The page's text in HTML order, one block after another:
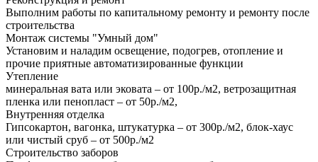
Выполним работы по капитальному ремонту и ремонту после
строительства
Монтаж системы "Умный дом"
Установим и наладим освещение, подогрев, отопление и
прочие приятные автоматизированные функции
Утепление
минеральная вата или эковата – от 100р./м2, ветрозащитная
пленка или пенопласт – от 50р./м2,
Внутренняя отделка
Гипсокартон, вагонка, штукатурка – от 300р./м2, блок-хаус
или чистый сруб – от 500р./м2
Строительство заборов